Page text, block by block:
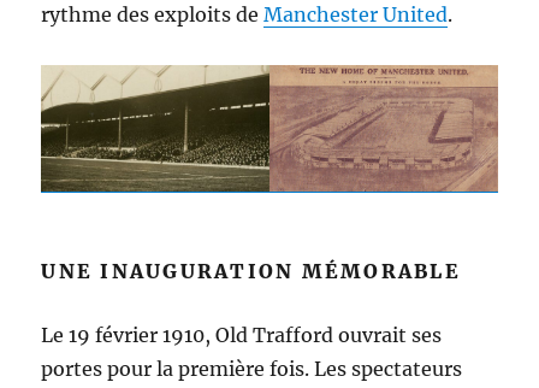
rythme des exploits deManchester United.
UNE INAUGURATION MÉMORABLE
Le 19 février 1910, Old Trafford ouvrait ses
portes pour la première fois. Les spectateurs